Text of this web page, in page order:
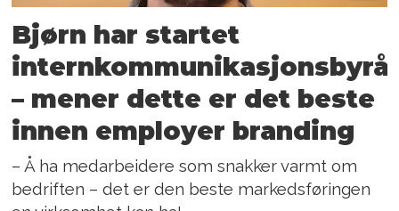
Bjørn har startet
internkommunikasjonsbyrå
– mener dette er det beste
innen employer branding
– Å ha medarbeidere som snakker varmt om
bedriften – det er den beste markedsføringen